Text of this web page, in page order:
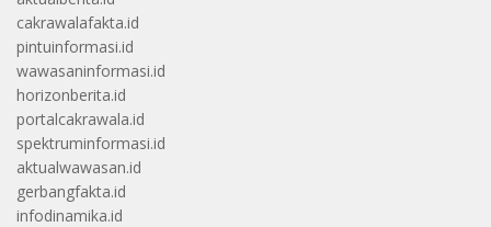
cakrawalafakta.id
pintuinformasi.id
wawasaninformasi.id
horizonberita.id
portalcakrawala.id
spektruminformasi.id
aktualwawasan.id
gerbangfakta.id
infodinamika.id